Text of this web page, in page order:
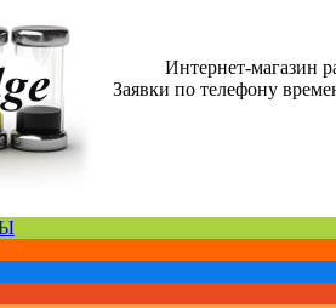
Интернет-магазин
Заявки по телефону